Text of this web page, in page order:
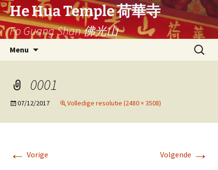
Ga
naar
de
inhoud
He Hua Temple 荷華寺
Fo Guang Shan 佛光山
Menu
Search
for:
0001
07/12/2017 Volledige resolutie (2480 × 3508)
← Vorige Volgende →